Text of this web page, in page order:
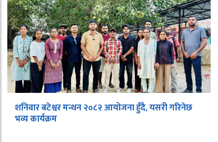
शनिवार बटेश्वर मन्थन २०८२ आयोजना हुँदै, यसरी गरिनेछ
भव्य कार्यक्रम